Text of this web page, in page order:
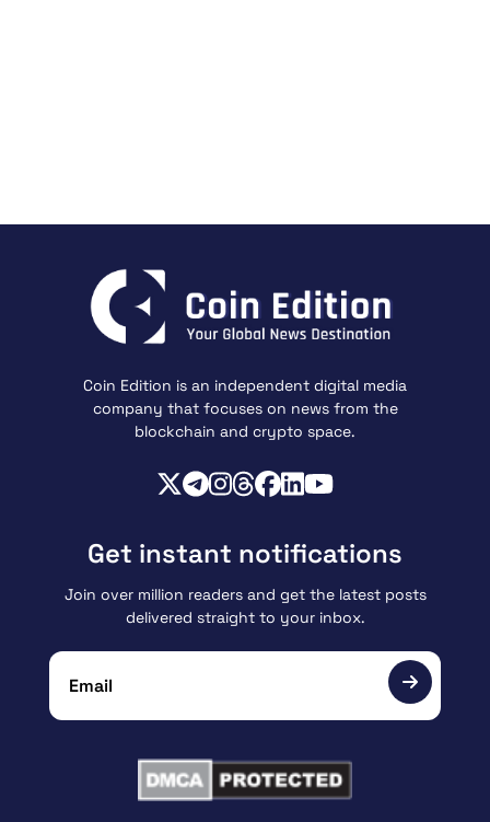
Coin Edition is an independent digital media
company that focuses on news from the
blockchain and crypto space.
Get instant notifications
Join over million readers and get the latest posts
delivered straight to your inbox.